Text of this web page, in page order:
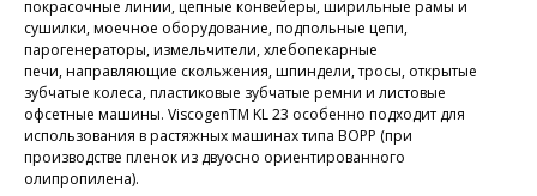
покрасочные линии, цепные конвейеры, ширильные рамы и
сушилки, моечное оборудование, подпольные цепи,
парогенераторы, измельчители, хлебопекарные
печи, направляющие скольжения, шпиндели, тросы, открытые
зубчатые колеса, пластиковые зубчатые ремни и листовые
офсетные машины. ViscogenTM KL 23 особенно подходит для
использования в растяжных машинах типа BOPP (при
производстве пленок из двуосно ориентированного
олипропилена).